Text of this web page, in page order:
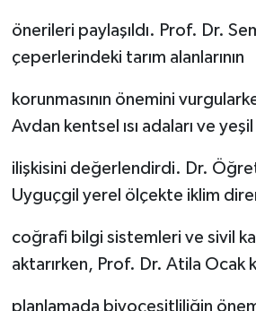
önerileri paylaşıldı. Prof. Dr.
çeperlerindeki tarım alanlarının
korunmasının önemini
Avdan kentsel ısı adaları ve
ilişkisini değerlendirdi. Dr.
Uyguçgil yerel ölçekte iklim
coğrafi bilgi sistemleri ve sivil
aktarırken, Prof. Dr. Atila Ocak
planlamada biyoçeşitliliğin